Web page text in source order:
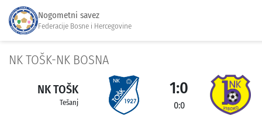
Nogometni savez
Federacije Bosne i Hercegovine
NK TOŠK-NK BOSNA
NK TOŠK
Tešanj
1:0
0:0